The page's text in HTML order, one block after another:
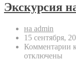
Экскурсия
на admin
15 сентября,
Комментарии
отключены